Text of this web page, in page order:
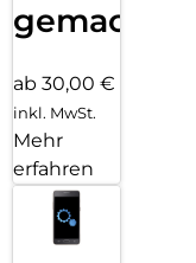
gemacht!
ab 30,00 €
inkl. MwSt.
Mehr
erfahren